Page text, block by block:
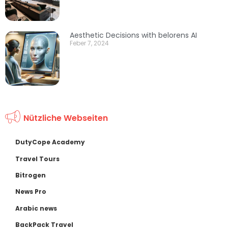
Aesthetic Decisions with belorens AI
Feber 7, 2024
Nützliche Webseiten
DutyCope Academy
Travel Tours
Bitrogen
News Pro
Arabic news
BackPack Travel